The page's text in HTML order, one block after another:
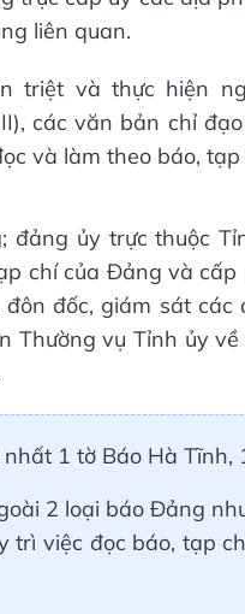
liên quan.
triệt và thực hiện
các văn bản chỉ
và làm theo báo,
ủy trực thuộc
chí của Đảng và
đốc, giám sát
Thường vụ Tỉnh ủy
1 tờ Báo Hà
2 loại báo Đảng
trì việc đọc báo, tạp